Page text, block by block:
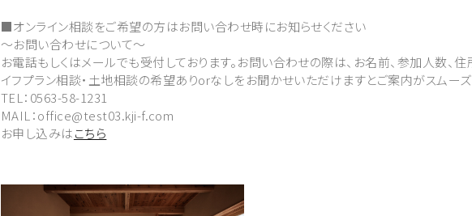
■オンライン相談をご希望の方はお問い合わせ時にお知らせください
～お問い合わせについて～
お電話もしくはメールでも受付しております。お問い合わせの際は、お名前、参加人数、住
イフプラン相談・土地相談の希望ありorなしをお聞かせいただけますとご案内がスムーズ
TEL：0563-58-1231
MAIL：office@test03.kji-f.com
お申し込みはこちら